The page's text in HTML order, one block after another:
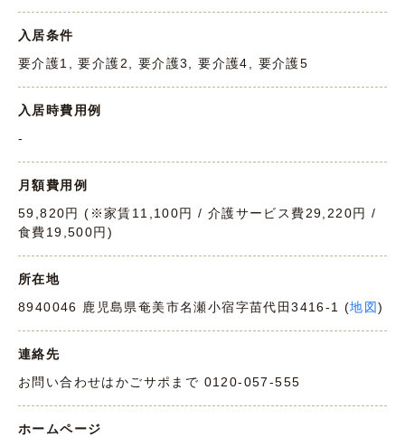
入居条件
要介護1, 要介護2, 要介護3, 要介護4, 要介護5
入居時費用例
-
月額費用例
59,820円 (※家賃11,100円 / 介護サービス費29,220円 /
食費19,500円)
所在地
8940046 鹿児島県奄美市名瀬小宿字苗代田3416-1 (地図)
連絡先
お問い合わせはかごサポまで 0120-057-555
ホームページ